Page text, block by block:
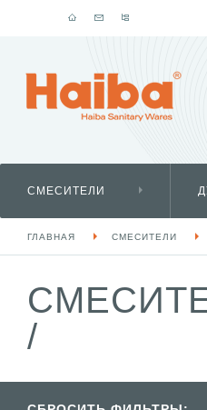
СМЕСИТЕЛИ
ГЛАВНАЯ СМЕСИТЕЛИ
/